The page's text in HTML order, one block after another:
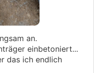
an.
einbetoniert...
das ich endlich